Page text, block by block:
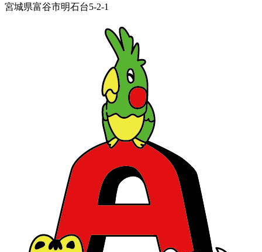
宮城県富谷市明石台5-2-1